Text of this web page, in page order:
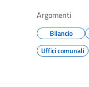
Argomenti
Bilancio
Uffici comunali